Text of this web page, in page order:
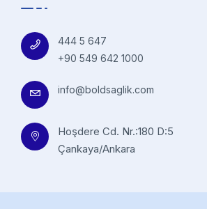
444 5 647
+90 549 642 1000
info@boldsaglik.com
Hoşdere Cd. Nr.:180 D:5
Çankaya/Ankara